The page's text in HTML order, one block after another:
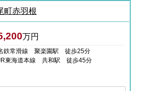
町赤羽根
万円
鉄常滑線 聚楽園駅 徒歩25分
東海道本線 共和駅 徒歩45分